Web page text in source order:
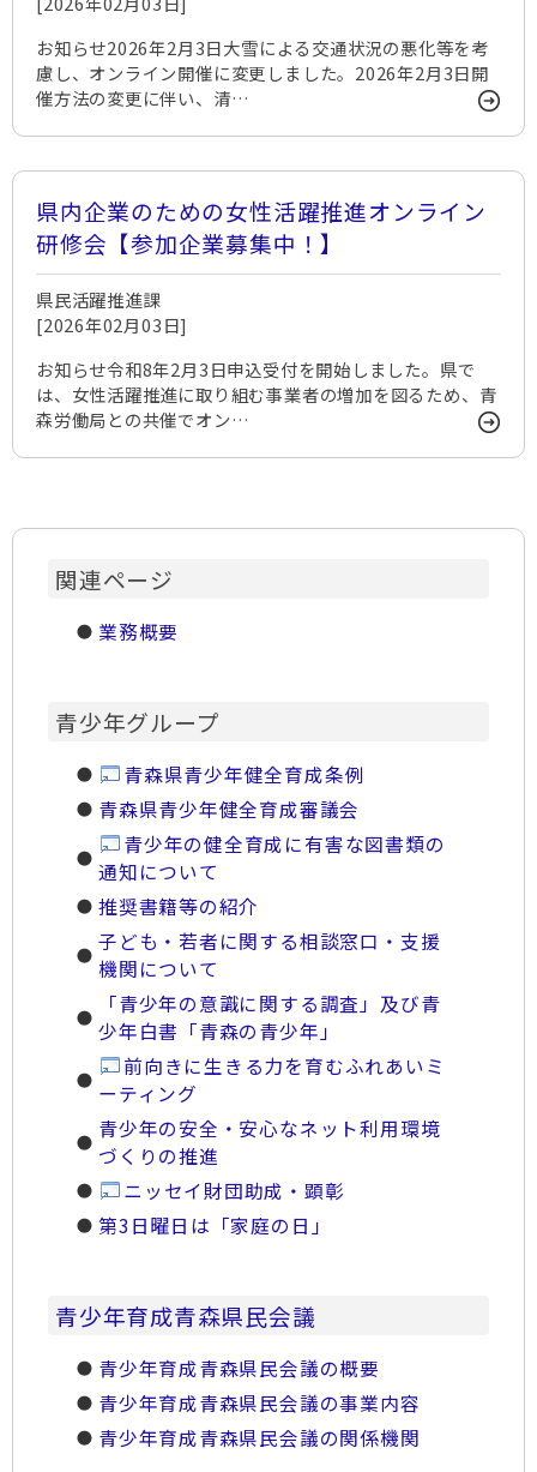
お知らせ2026年2月3日大雪による交通状況の悪化等を考
慮し、オンライン開催に変更しました。2026年2月3日開
催方法の変更に伴い、清…
県内企業のための女性活躍推進オンライン
研修会【参加企業募集中！】
県民活躍推進課
[2026年02月03日]
お知らせ令和8年2月3日申込受付を開始しました。県で
は、女性活躍推進に取り組む事業者の増加を図るため、青
森労働局との共催でオン…
関連ページ
業務概要
青少年グループ
青森県青少年健全育成条例
青森県青少年健全育成審議会
青少年の健全育成に有害な図書類の
通知について
推奨書籍等の紹介
子ども・若者に関する相談窓口・支援
機関について
「青少年の意識に関する調査」及び青
少年白書「青森の青少年」
前向きに生きる力を育むふれあいミ
ーティング
青少年の安全・安心なネット利用環境
づくりの推進
ニッセイ財団助成・顕彰
第3日曜日は「家庭の日」
青少年育成青森県民会議
青少年育成青森県民会議の概要
青少年育成青森県民会議の事業内容
青少年育成青森県民会議の関係機関